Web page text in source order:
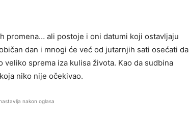
promena… ali postoje i oni datumi koji ostavljaju
dan i mnogi će već od jutarnjih sati osećati da
sprema iza kulisa života. Kao da sudbina
niko nije očekivao.
nakon oglasa